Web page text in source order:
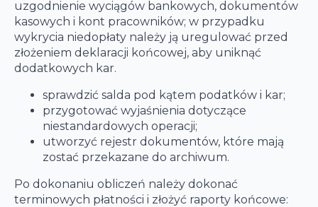
uzgodnienie wyciągów bankowych, dokumentów
kasowych i kont pracowników; w przypadku
wykrycia niedopłaty należy ją uregulować przed
złożeniem deklaracji końcowej, aby uniknąć
dodatkowych kar.
sprawdzić salda pod kątem podatków i kar;
przygotować wyjaśnienia dotyczące
niestandardowych operacji;
utworzyć rejestr dokumentów, które mają
zostać przekazane do archiwum.
Po dokonaniu obliczeń należy dokonać
terminowych płatności i złożyć raporty końcowe: